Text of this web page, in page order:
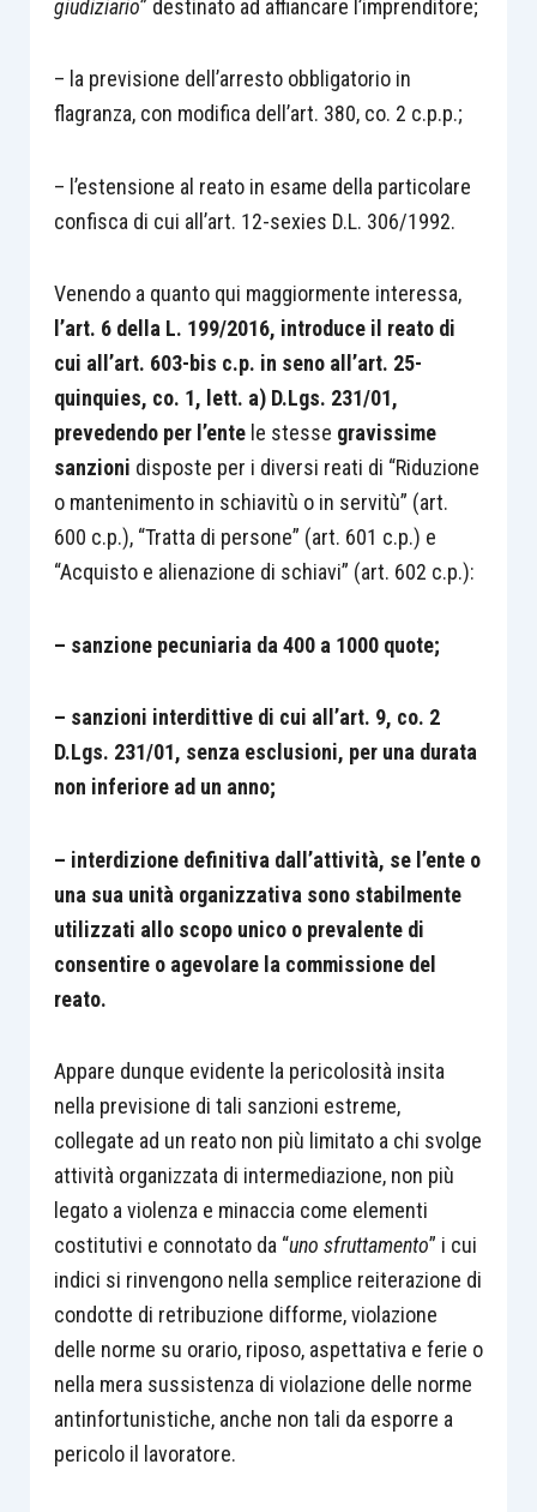
giudiziario” destinato ad affiancare l’imprenditore;
– la previsione dell’arresto obbligatorio in
flagranza, con modifica dell’art. 380, co. 2 c.p.p.;
– l’estensione al reato in esame della particolare
confisca di cui all’art. 12-sexies D.L. 306/1992.
Venendo a quanto qui maggiormente interessa,
l’art. 6 della L. 199/2016, introduce il reato di
cui all’art. 603-bis c.p. in seno all’art. 25-
quinquies, co. 1, lett. a) D.Lgs. 231/01,
prevedendo per l’ente le stesse gravissime
sanzioni disposte per i diversi reati di “Riduzione
o mantenimento in schiavitù o in servitù” (art.
600 c.p.), “Tratta di persone” (art. 601 c.p.) e
“Acquisto e alienazione di schiavi” (art. 602 c.p.):
– sanzione pecuniaria da 400 a 1000 quote;
– sanzioni interdittive di cui all’art. 9, co. 2
D.Lgs. 231/01, senza esclusioni, per una durata
non inferiore ad un anno;
– interdizione definitiva dall’attività, se l’ente o
una sua unità organizzativa sono stabilmente
utilizzati allo scopo unico o prevalente di
consentire o agevolare la commissione del
reato.
Appare dunque evidente la pericolosità insita
nella previsione di tali sanzioni estreme,
collegate ad un reato non più limitato a chi svolge
attività organizzata di intermediazione, non più
legato a violenza e minaccia come elementi
costitutivi e connotato da “uno sfruttamento” i cui
indici si rinvengono nella semplice reiterazione di
condotte di retribuzione difforme, violazione
delle norme su orario, riposo, aspettativa e ferie o
nella mera sussistenza di violazione delle norme
antinfortunistiche, anche non tali da esporre a
pericolo il lavoratore.